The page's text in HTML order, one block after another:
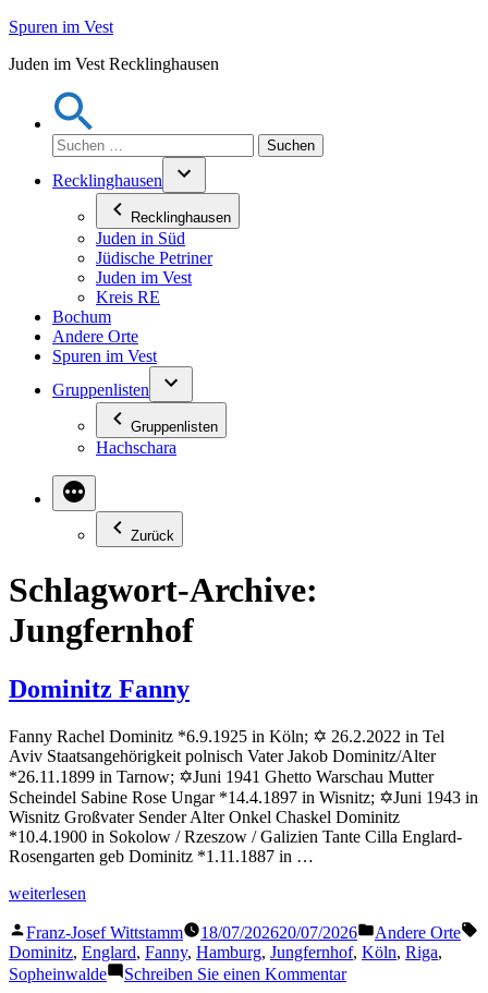
Zum
springen
Spuren im Vest
Juden im Vest Recklinghausen
Suchen
nach:
Recklinghausen
Recklinghausen
Juden in Süd
Jüdische Petriner
Juden im Vest
Kreis RE
Bochum
Andere Orte
Spuren im Vest
Gruppenlisten
Gruppenlisten
Hachschara
Zurück
Schlagwort-Archive:
Jungfernhof
Dominitz Fanny
Fanny Rachel Dominitz *6.9.1925 in Köln; ✡ 26.2.2022 in Tel
Aviv Staatsangehörigkeit polnisch Vater Jakob Dominitz/Alter
*26.11.1899 in Tarnow; ✡Juni 1941 Ghetto Warschau Mutter
Scheindel Sabine Rose Ungar *14.4.1897 in Wisnitz; ✡Juni 1943 in
Wisnitz Großvater Sender Alter Onkel Chaskel Dominitz
*10.4.1900 in Sokolow / Rzeszow / Galizien Tante Cilla Englard-
Rosengarten geb Dominitz *1.11.1887 in …
„Dominitz
weiterlesen
Veröffentlicht
von
Franz-Josef Wittstamm 18/07/202620/07/2026
Veröffentlicht
in
Andere Orte
Dominitz, Englard, Fanny, Hamburg, Jungfernhof, Köln, Riga,
Sopheinwalde
Schreiben Sie einen Kommentarzu